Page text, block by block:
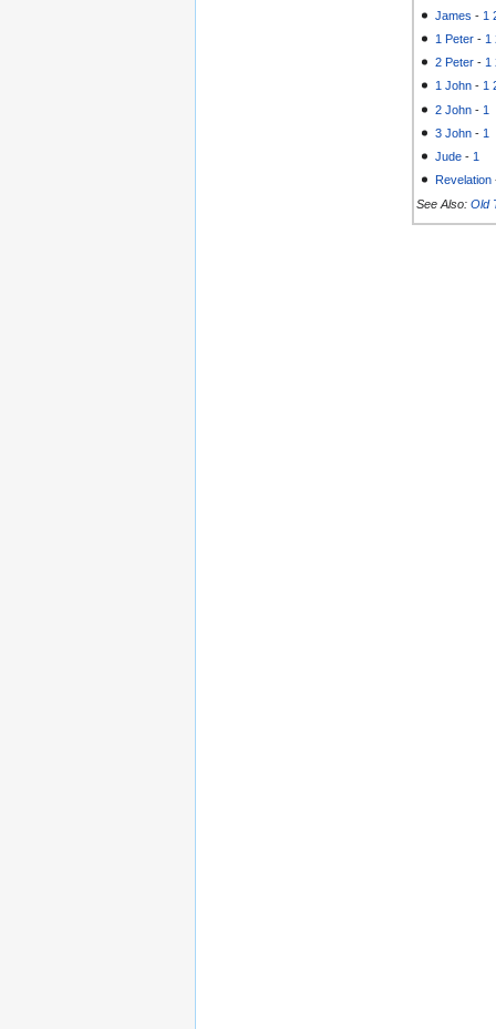
James - 1
1 Peter - 1
2 Peter - 1
1 John - 1
2 John - 1
3 John - 1
Jude - 1
Revelation
See Also: Old